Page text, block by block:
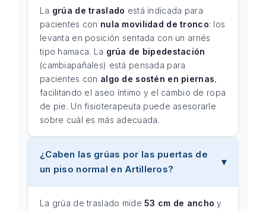
La grúa de traslado está indicada para
pacientes con nula movilidad de tronco: los
levanta en posición sentada con un arnés
tipo hamaca. La grúa de bipedestación
(cambiapañales) está pensada para
pacientes con algo de sostén en piernas,
facilitando el aseo íntimo y el cambio de ropa
de pie. Un fisioterapeuta puede asesorarle
sobre cuál es más adecuada.
¿Caben las grúas por las puertas de
un piso normal en Artilleros?
La grúa de traslado mide53 cm de ancho y